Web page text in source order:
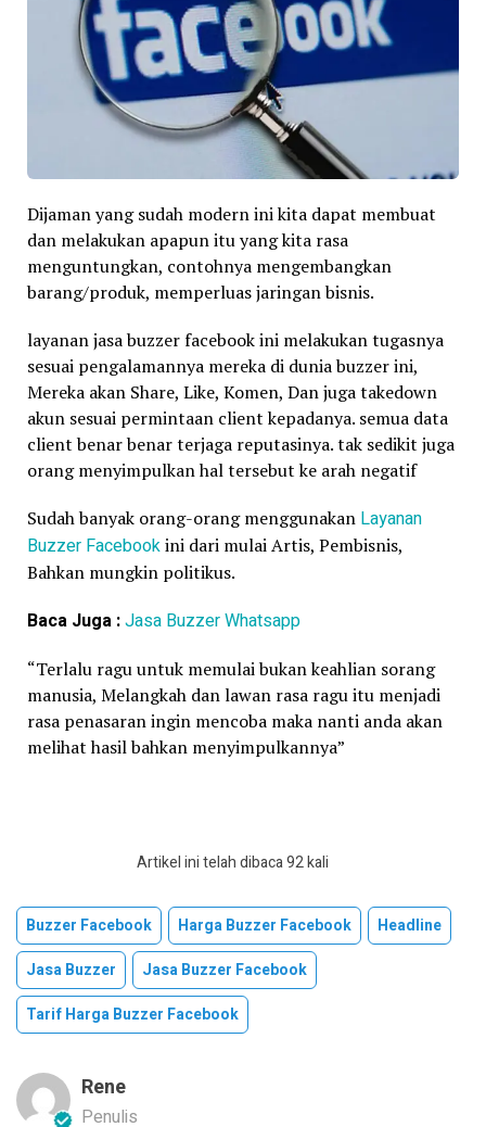
Dijaman yang sudah modern ini kita dapat membuat
dan melakukan apapun itu yang kita rasa
menguntungkan, contohnya mengembangkan
barang/produk, memperluas jaringan bisnis.
layanan jasa buzzer facebook ini melakukan tugasnya
sesuai pengalamannya mereka di dunia buzzer ini,
Mereka akan Share, Like, Komen, Dan juga takedown
akun sesuai permintaan client kepadanya. semua data
client benar benar terjaga reputasinya. tak sedikit juga
orang menyimpulkan hal tersebut ke arah negatif
Sudah banyak orang-orang menggunakan Layanan
Buzzer Facebookini dari mulai Artis, Pembisnis,
Bahkan mungkin politikus.
Baca Juga :Jasa Buzzer Whatsapp
“Terlalu ragu untuk memulai bukan keahlian sorang
manusia, Melangkah dan lawan rasa ragu itu menjadi
rasa penasaran ingin mencoba maka nanti anda akan
melihat hasil bahkan menyimpulkannya”
Artikel ini telah dibaca 92 kali
Buzzer Facebook Harga Buzzer Facebook
Headline
Jasa Buzzer
Jasa Buzzer Facebook
Tarif Harga Buzzer Facebook
Rene
Penulis